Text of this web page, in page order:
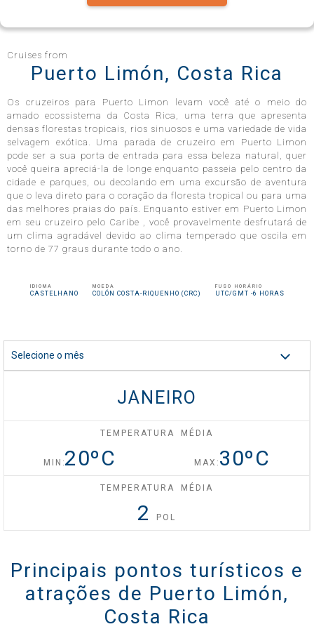
Infinity®
Millennium®
Reflection®
Roamer℠
Seeker℠
Silhouette®
Solstice®
Summit®
Xcite℠
Cruises from
Puerto Limón, Costa Rica
Os cruzeiros para Puerto Limon levam você até o meio do
amado ecossistema da Costa Rica, uma terra que apresenta
densas florestas tropicais, rios sinuosos e uma variedade de vida
selvagem exótica. Uma parada de cruzeiro em Puerto Limon
pode ser a sua porta de entrada para essa beleza natural, quer
você queira apreciá-la de longe enquanto passeia pelo centro da
cidade e parques, ou decolando em uma excursão de aventura
que o leva direto para o coração da floresta tropical ou para uma
das melhores praias do país. Enquanto estiver em Puerto Limon
em seu cruzeiro pelo Caribe , você provavelmente desfrutará de
um clima agradável devido ao clima temperado que oscila em
torno de 77 graus durante todo o ano.
IDIOMA
CASTELHANO
MOEDA
COLÓN COSTA-RIQUENHO (CRC)
FUSO HORÁRIO
UTC/GMT -6 HORAS
Selecione o mês
JANEIRO
TEMPERATURA MÉDIA
MIN:20ºC MAX: 30ºC
TEMPERATURA MÉDIA
2 POL
Principais pontos turísticos e
atrações de Puerto Limón,
Costa Rica